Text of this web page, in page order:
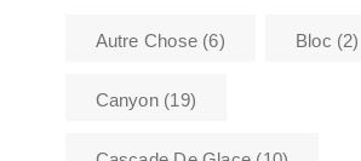
Autre Chose(6) Bloc (2)
Canyon(19)